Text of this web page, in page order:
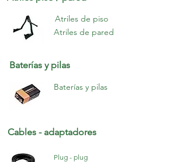
Atriles de piso
Atriles de pared
Baterías y pilas
Baterías y pilas
Cables - adaptadores
Plug - plug